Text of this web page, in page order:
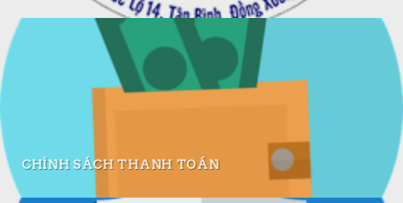
CHÍNH SÁCH THANH TOÁN